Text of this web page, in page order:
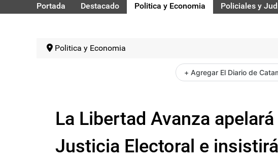
Portada Destacado Politica y Economia Policiales y
Politica y Economia
+ Agregar El Diario de
La Libertad Avanza
Justicia Electoral e